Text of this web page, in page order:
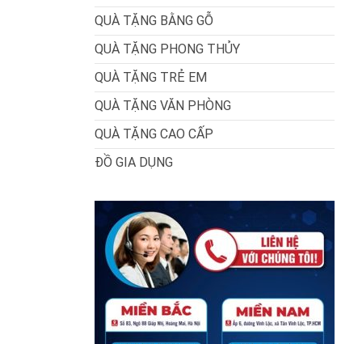
QUÀ TẶNG BẰNG GỖ
QUÀ TẶNG PHONG THỦY
QUÀ TẶNG TRẺ EM
QUÀ TẶNG VĂN PHÒNG
QUÀ TẶNG CAO CẤP
ĐỒ GIA DỤNG